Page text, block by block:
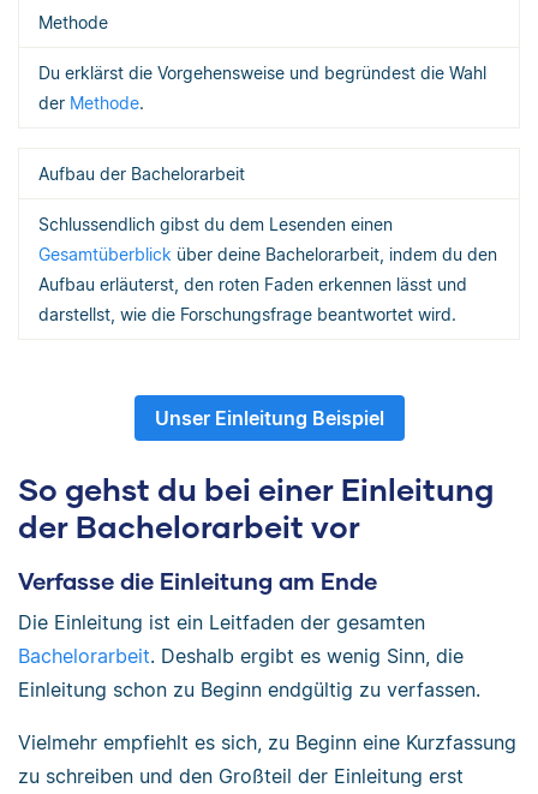
Methode
Du erklärst die Vorgehensweise und begründest die Wahl
der Methode.
Aufbau der Bachelorarbeit
Schlussendlich gibst du dem Lesenden einen
Gesamtüberblick über deine Bachelorarbeit, indem du den
Aufbau erläuterst, den roten Faden erkennen lässt und
darstellst, wie die Forschungsfrage beantwortet wird.
Unser Einleitung Beispiel
So gehst du bei einer Einleitung
der Bachelorarbeit vor
Verfasse die Einleitung am Ende
Die Einleitung ist ein Leitfaden der gesamten
Bachelorarbeit. Deshalb ergibt es wenig Sinn, die
Einleitung schon zu Beginn endgültig zu verfassen.
Vielmehr empfiehlt es sich, zu Beginn eine Kurzfassung
zu schreiben und den Großteil der Einleitung erst